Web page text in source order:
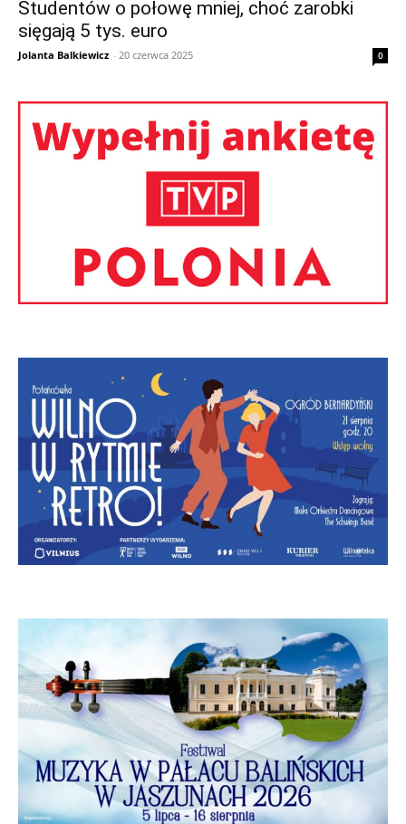
Studentów o połowę mniej, choć zarobki
sięgają 5 tys. euro
Jolanta Balkiewicz - 20 czerwca 2025 0